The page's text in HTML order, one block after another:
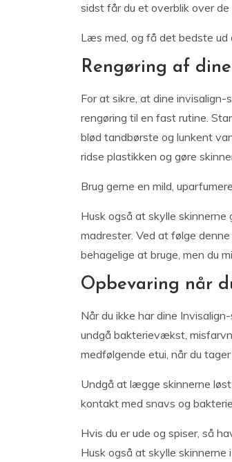
sidst får du et overblik over
Læs med, og få det bedste ud
Rengøring af
For at sikre, at dine
rengøring til en fast rutine.
blød tandbørste og lunkent
ridse plastikken og gøre
Brug gerne en mild,
Husk også at skylle
madrester. Ved at følge
behagelige at bruge, men du
Opbevaring når
Når du ikke har dine
undgå bakterievækst,
medfølgende etui, når du
Undgå at lægge skinnerne
kontakt med snavs og
Hvis du er ude og spiser, så
Husk også at skylle